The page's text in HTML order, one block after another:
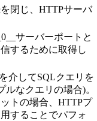
閉じ、HTTPサーバ
サーバーポートと
するために取得し
介してSQLクエリを
ルなクエリの場合)。
トの場合、HTTPプ
することでパフォ